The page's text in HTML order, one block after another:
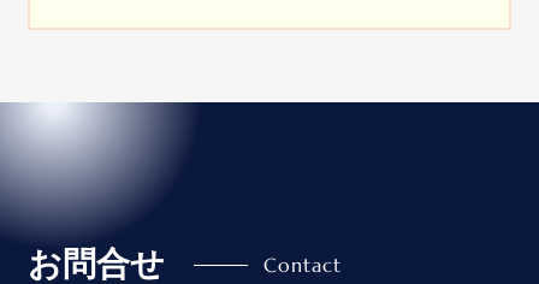
お問合せ